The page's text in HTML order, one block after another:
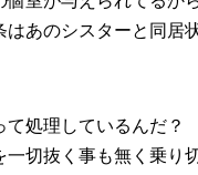
あのシスターと同居
て処理しているんだ
一切抜く事も無く乗り